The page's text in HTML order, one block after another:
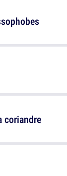
coriandre